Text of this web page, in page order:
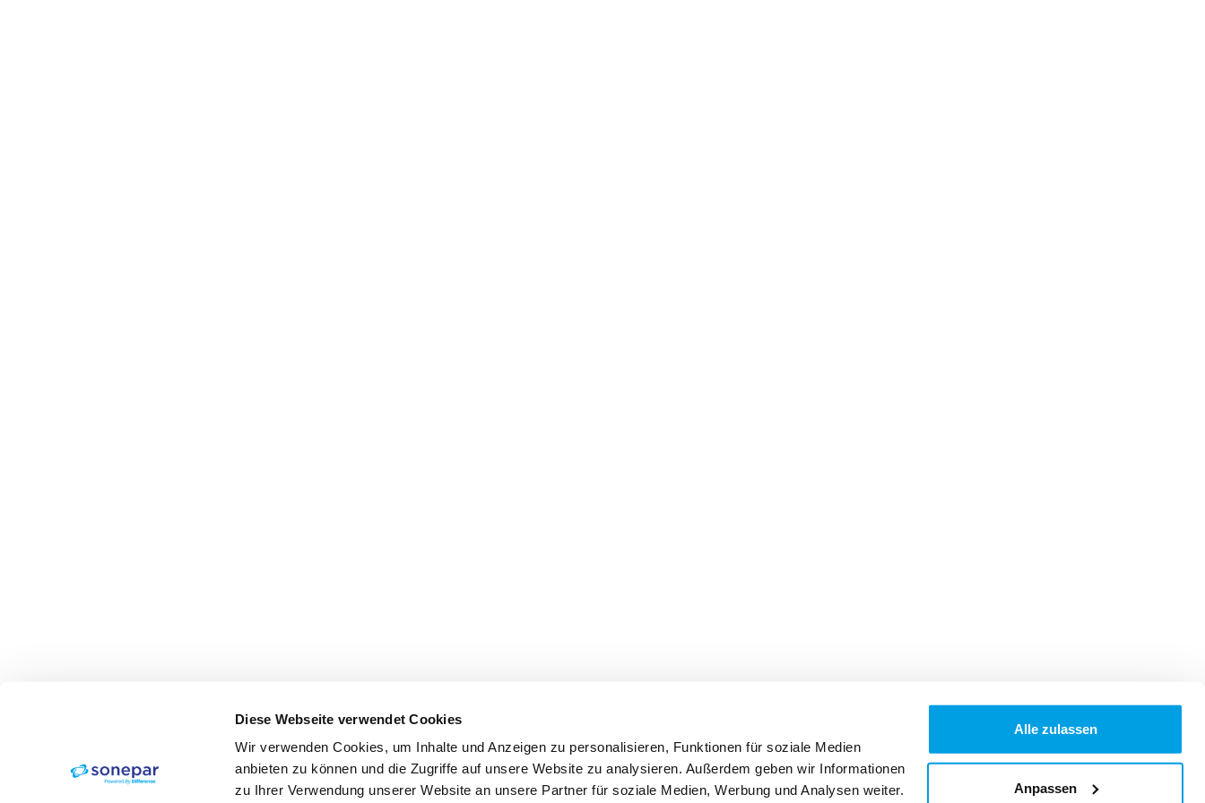
Diese Webseite verwendet Cookies
Wir verwenden Cookies, um Inhalte und Anzeigen zu personalisieren, Funktionen für soziale Medien
anbieten zu können und die Zugriffe auf unsere Website zu analysieren. Außerdem geben wir Informationen
zu Ihrer Verwendung unserer Website an unsere Partner für soziale Medien, Werbung und Analysen weiter.
Alle zulassen
Anpassen